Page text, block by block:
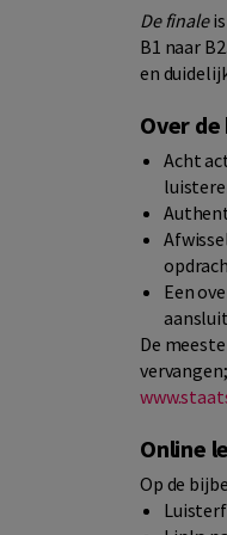
De finaleis
B1 naar
en
Over
Acht
Een
De
Online
Op de